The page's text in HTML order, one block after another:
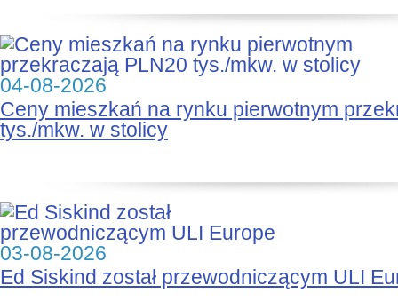
04-08-2026
Ceny mieszkań na rynku pierwotnym
tys./mkw. w stolicy
03-08-2026
Ed Siskind został przewodniczącym ULI